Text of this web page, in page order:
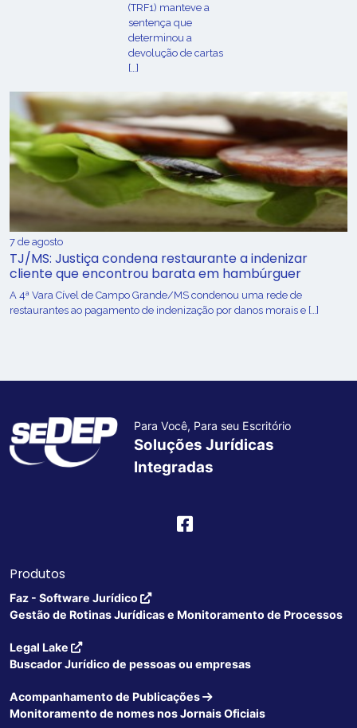
(TRF1) manteve a
sentença que
determinou a
devolução de cartas
[…]
7 de agosto
TJ/MS: Justiça condena restaurante a indenizar
cliente que encontrou barata em hambúrguer
A 4ª Vara Cível de Campo Grande/MS condenou uma rede de
restaurantes ao pagamento de indenização por danos morais e […]
Para Você, Para seu Escritório
Soluções Jurídicas
Integradas
Produtos
Faz - Software Jurídico
Gestão de Rotinas Jurídicas e Monitoramento de Processos
Legal Lake
Buscador Jurídico de pessoas ou empresas
Acompanhamento de Publicações
Monitoramento de nomes nos Jornais Oficiais